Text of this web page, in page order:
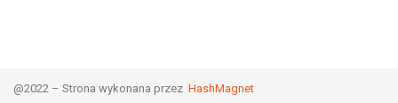
@2022 – Strona wykonana przez HashMagnet